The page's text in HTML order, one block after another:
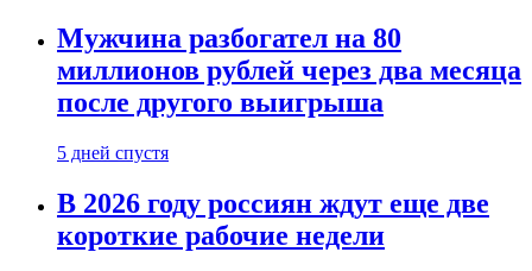
Мужчина разбогател на 80
миллионов рублей через два месяца
после другого выигрыша
5 дней спустя
В 2026 году россиян ждут еще две
короткие рабочие недели